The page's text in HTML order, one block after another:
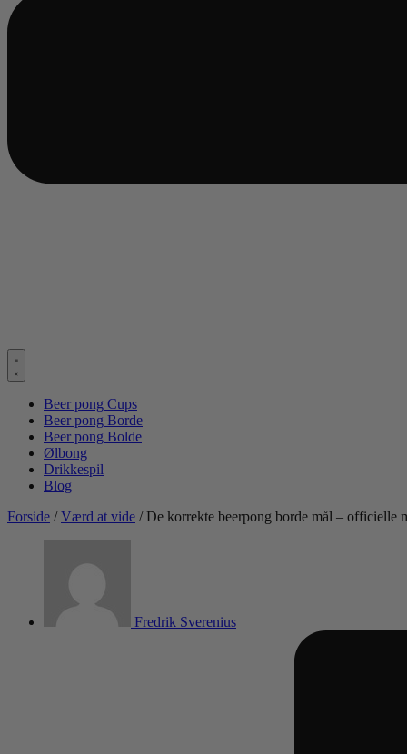
Beer pong Cups
Beer pong Borde
Beer pong Bolde
Ølbong
Drikkespil
Blog
Forside /Værd at vide / De korrekte beerpong borde mål – officielle
Fredrik Sverenius